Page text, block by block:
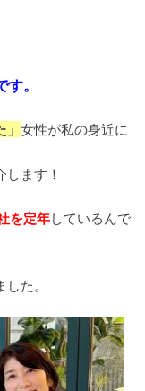
。
女性が私の身近に
します！
を定年しているんで
た。